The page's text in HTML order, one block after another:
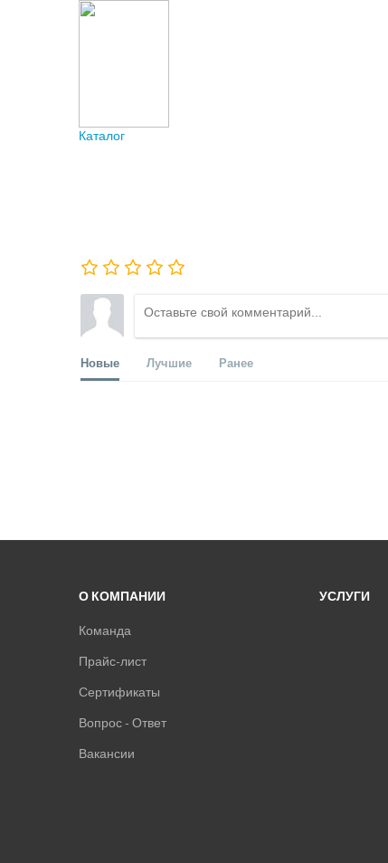
Каталог
Новые Лучшие Ранее
О КОМПАНИИ
Команда
Прайс-лист
Сертификаты
Вопрос - Ответ
Вакансии
УСЛУГИ